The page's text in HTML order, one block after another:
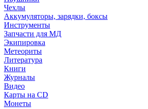
Чехлы
Аккумуляторы, зарядки, боксы
Инструменты
Запчасти для МД
Экипировка
Метеориты
Литература
Книги
Журналы
Видео
Карты на CD
Монеты